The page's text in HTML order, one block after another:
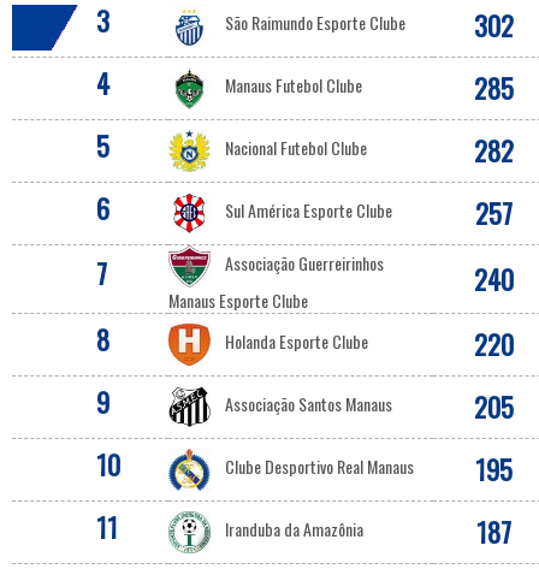
3
São Raimundo Esporte Clube
302
4
Manaus Futebol Clube
285
5
Nacional Futebol Clube
282
6
Sul América Esporte Clube
257
7
Associação Guerreirinhos
Manaus Esporte Clube
240
8
Holanda Esporte Clube
220
9
Associação Santos Manaus
205
10
Clube Desportivo Real Manaus
195
11
Iranduba da Amazônia
187